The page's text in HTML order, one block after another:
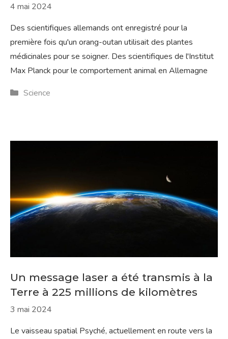
4 mai 2024
Des scientifiques allemands ont enregistré pour la
première fois qu'un orang-outan utilisait des plantes
médicinales pour se soigner. Des scientifiques de l'Institut
Max Planck pour le comportement animal en Allemagne
Catégories
Science
Un message laser a été transmis à la
Terre à 225 millions de kilomètres
3 mai 2024
Le vaisseau spatial Psyché, actuellement en route vers la